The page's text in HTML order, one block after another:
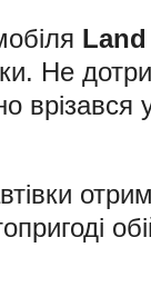
Не